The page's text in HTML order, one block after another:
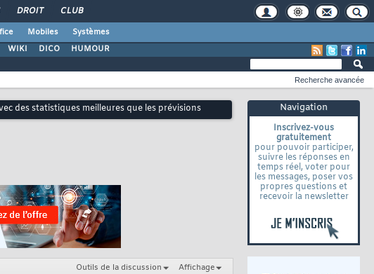
DROIT CLUB
Mobiles
Systèmes
WIKI DICO HUMOUR
Navigation
Inscrivez-vous
gratuitement
pour pouvoir participer,
suivre les réponses en
temps réel, voter pour
les messages, poser vos
propres questions et
recevoir la newsletter
Recherche avancée
des statistiques meilleures que les prévisions
Outils de la discussion Affichage